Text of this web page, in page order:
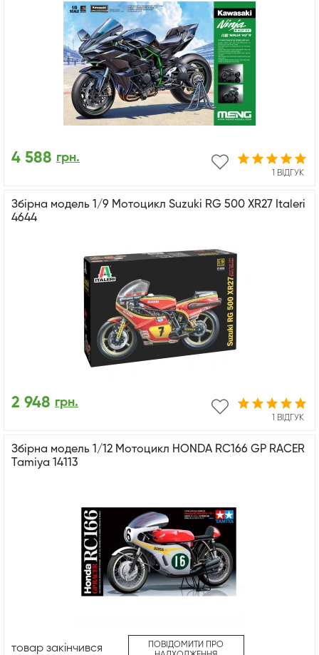
1 ВІДГУК
4 588 грн.
Збірна модель 1/9 Мотоцикл Suzuki RG 500 XR27 Italeri
4644
1 ВІДГУК
2 948 грн.
Збірна модель 1/12 Мотоцикл HONDA RC166 GP RACER
Tamiya 14113
товар закінчився
ПОВІДОМИТИ ПРО